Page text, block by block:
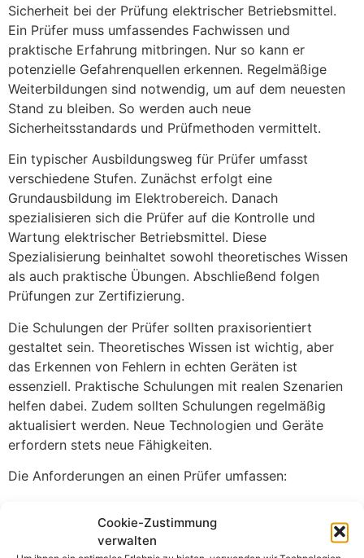
Cookie-Zustimmung
verwalten
Sicherheit bei der Prüfung elektrischer Betriebsmittel.
Ein Prüfer muss umfassendes Fachwissen und
praktische Erfahrung mitbringen. Nur so kann er
potenzielle Gefahrenquellen erkennen. Regelmäßige
Weiterbildungen sind notwendig, um auf dem neuesten
Stand zu bleiben. So werden auch neue
Sicherheitsstandards und Prüfmethoden vermittelt.
Ein typischer Ausbildungsweg für Prüfer umfasst
verschiedene Stufen. Zunächst erfolgt eine
Grundausbildung im Elektrobereich. Danach
spezialisieren sich die Prüfer auf die Kontrolle und
Wartung elektrischer Betriebsmittel. Diese
Spezialisierung beinhaltet sowohl theoretisches Wissen
als auch praktische Übungen. Abschließend folgen
Prüfungen zur Zertifizierung.
Die Schulungen der Prüfer sollten praxisorientiert
gestaltet sein. Theoretisches Wissen ist wichtig, aber
das Erkennen von Fehlern in echten Geräten ist
essenziell. Praktische Schulungen mit realen Szenarien
helfen dabei. Zudem sollten Schulungen regelmäßig
aktualisiert werden. Neue Technologien und Geräte
erfordern stets neue Fähigkeiten.
Die Anforderungen an einen Prüfer umfassen:
Spezialisierung auf Prüfmethoden
Regelmäßige Weiterbildung